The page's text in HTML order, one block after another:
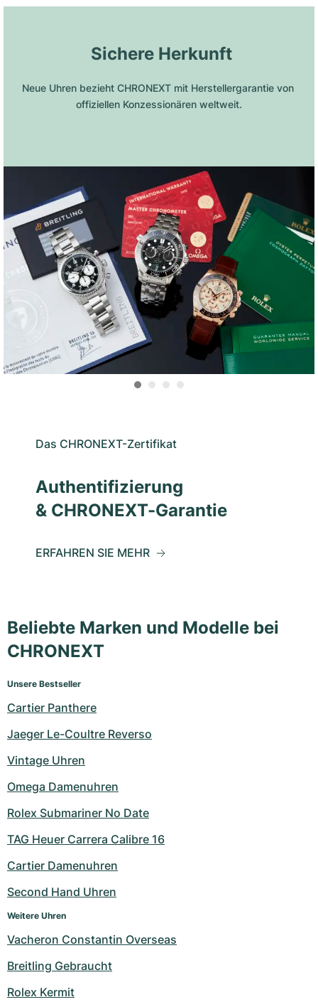
Sichere Herkunft
Neue Uhren bezieht CHRONEXT mit Herstellergarantie von
offiziellen Konzessionären weltweit.
Das CHRONEXT-Zertifikat
Authentifizierung
& CHRONEXT-Garantie
ERFAHREN SIE MEHR
Beliebte Marken und Modelle bei
CHRONEXT
Unsere Bestseller
Cartier Panthere
Jaeger Le-Coultre Reverso
Vintage Uhren
Omega Damenuhren
Rolex Submariner No Date
TAG Heuer Carrera Calibre 16
Cartier Damenuhren
Second Hand Uhren
Weitere Uhren
Vacheron Constantin Overseas
Breitling Gebraucht
Rolex Kermit